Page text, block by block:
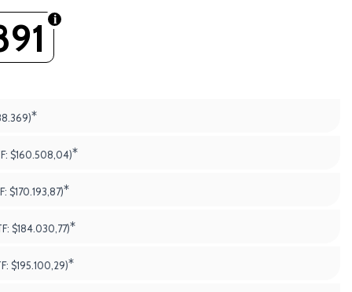
*
$160.508,04)*
$170.193,87)*
$184.030,77)*
$195.100,29)*